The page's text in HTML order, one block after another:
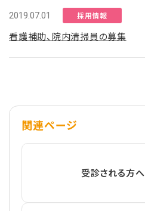
2019.07.01 採用情報
看護補助、院内清掃員の募集
関連ページ
受診される方へ